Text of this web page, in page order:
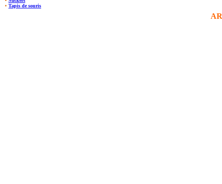
• Tapis de souris